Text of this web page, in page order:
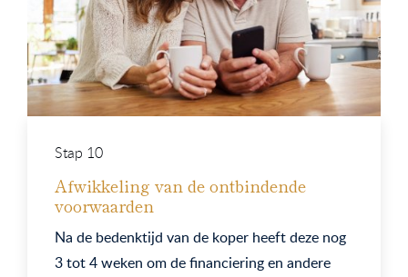
Stap 10
Afwikkeling van de ontbindende
voorwaarden
Na de bedenktijd van de koper heeft deze nog
3 tot 4 weken om de financiering en andere